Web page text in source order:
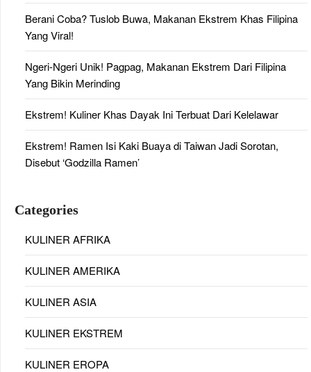
Berani Coba? Tuslob Buwa, Makanan Ekstrem Khas Filipina
Yang Viral!
Ngeri-Ngeri Unik! Pagpag, Makanan Ekstrem Dari Filipina
Yang Bikin Merinding
Ekstrem! Kuliner Khas Dayak Ini Terbuat Dari Kelelawar
Ekstrem! Ramen Isi Kaki Buaya di Taiwan Jadi Sorotan,
Disebut ‘Godzilla Ramen’
Categories
KULINER AFRIKA
KULINER AMERIKA
KULINER ASIA
KULINER EKSTREM
KULINER EROPA